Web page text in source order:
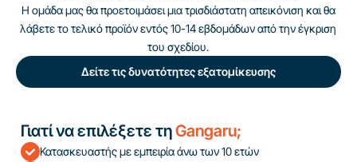
Η ομάδα μας θα προετοιμάσει μια τρισδιάστατη απεικόνιση και θα
λάβετε το τελικό προϊόν εντός 10-14 εβδομάδων από την έγκριση
του σχεδίου.
Δείτε τις δυνατότητες εξατομίκευσης
Γιατί να επιλέξετε τηGangaru;
Κατασκευαστής με εμπειρία άνω των 10 ετών